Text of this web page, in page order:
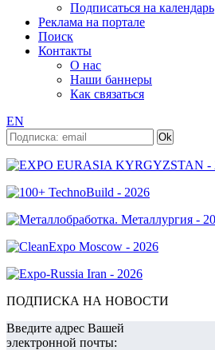
Подписаться на календарь
Реклама на портале
Поиск
Контакты
О нас
Наши баннеры
Как связаться
EN
ПОДПИСКА НА НОВОСТИ
Введите адрес Вашей
электронной почты: